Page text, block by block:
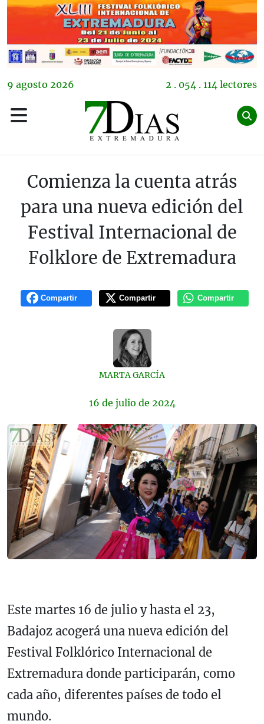
9 agosto 2026 2 . 054 . 114 lectores
Comienza la cuenta atrás
para una nueva edición del
Festival Internacional de
Folklore de Extremadura
Compartir Compartir Compartir
MARTA GARCÍA
16 de julio de 2024
Este martes 16 de julio y hasta el 23,
Badajoz acogerá una nueva edición del
Festival Folklórico Internacional de
Extremadura donde participarán, como
cada año, diferentes países de todo el
mundo.